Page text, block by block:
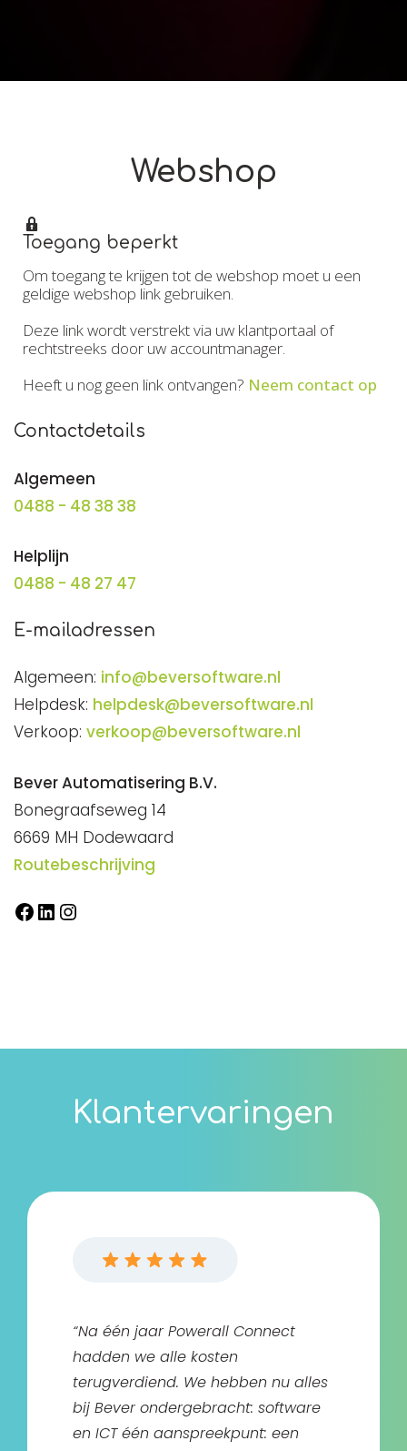
Webshop
Toegang beperkt
Om toegang te krijgen tot de webshop moet u een
geldige webshop link gebruiken.
Deze link wordt verstrekt via uw klantportaal of
rechtstreeks door uw accountmanager.
Heeft u nog geen link ontvangen? Neem contact op
Contactdetails
Algemeen
0488 - 48 38 38
Helplijn
0488 - 48 27 47
E-mailadressen
Algemeen: info@beversoftware.nl
Helpdesk: helpdesk@beversoftware.nl
Verkoop: verkoop@beversoftware.nl
Bever Automatisering B.V.
Bonegraafseweg 14
6669 MH Dodewaard
Routebeschrijving
Facebook
LinkedIn
Instagram
Klantervaringen
“Na één jaar Powerall Connect
hadden we alle kosten
terugverdiend. We hebben nu alles
bij Bever ondergebracht: software
en ICT één aanspreekpunt: een